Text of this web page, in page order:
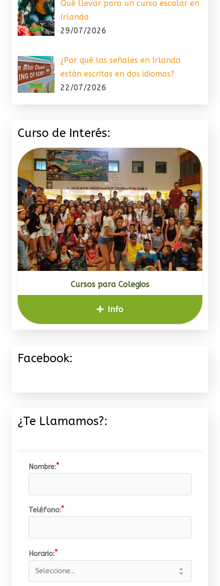
Qué llevar para un curso escolar en
Irlanda
29/07/2026
¿Por qué las señales en Irlanda
están escritas en dos idiomas?
22/07/2026
Curso de Interés:
Cursos para Colegios
Info
Facebook:
¿Te Llamamos?:
Nombre:
Teléfono:
Horario: